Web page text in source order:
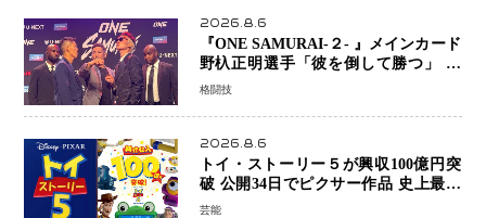
2026.8.6
『ONE SAMURAI-２- 』メインカード
野杁正明選手「彼を倒して勝つ」 リ
ウ・メンヤンとの因縁に決着へ 再起
初戦
格闘技
2026.8.6
トイ・ストーリー５が興収100億円突
破 公開34日でピクサー作品 史上最速
日本歴代シリーズ最高更新も目前
芸能